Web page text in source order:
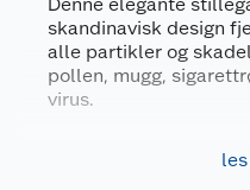
skandinavisk design
alle partikler og
pollen, mugg,
virus.
Generelt
Leverandørens